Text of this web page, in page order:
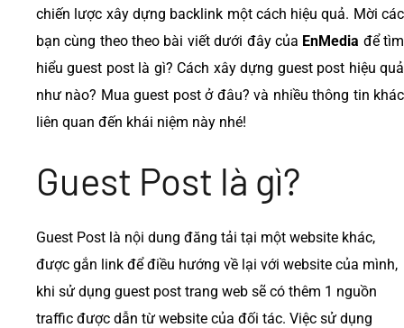
chiến lược xây dựng backlink một cách hiệu quả. Mời các
bạn cùng theo theo bài viết dưới đây của EnMedia để tìm
hiểu guest post là gì? Cách xây dựng guest post hiệu quả
như nào? Mua guest post ở đâu? và nhiều thông tin khác
liên quan đến khái niệm này nhé!
Guest Post là gì?
Guest Post là nội dung đăng tải tại một website khác,
được gắn link để điều hướng về lại với website của mình,
khi sử dụng guest post trang web sẽ có thêm 1 nguồn
traffic được dẫn từ website của đối tác. Việc sử dụng